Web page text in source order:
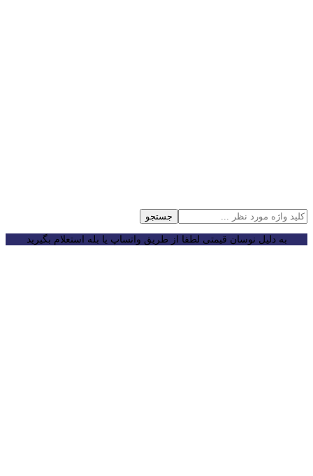
جستجو
به دلیل نوسان قیمتی لطفا از طریق واتساپ یا بله استعلام بگیرید